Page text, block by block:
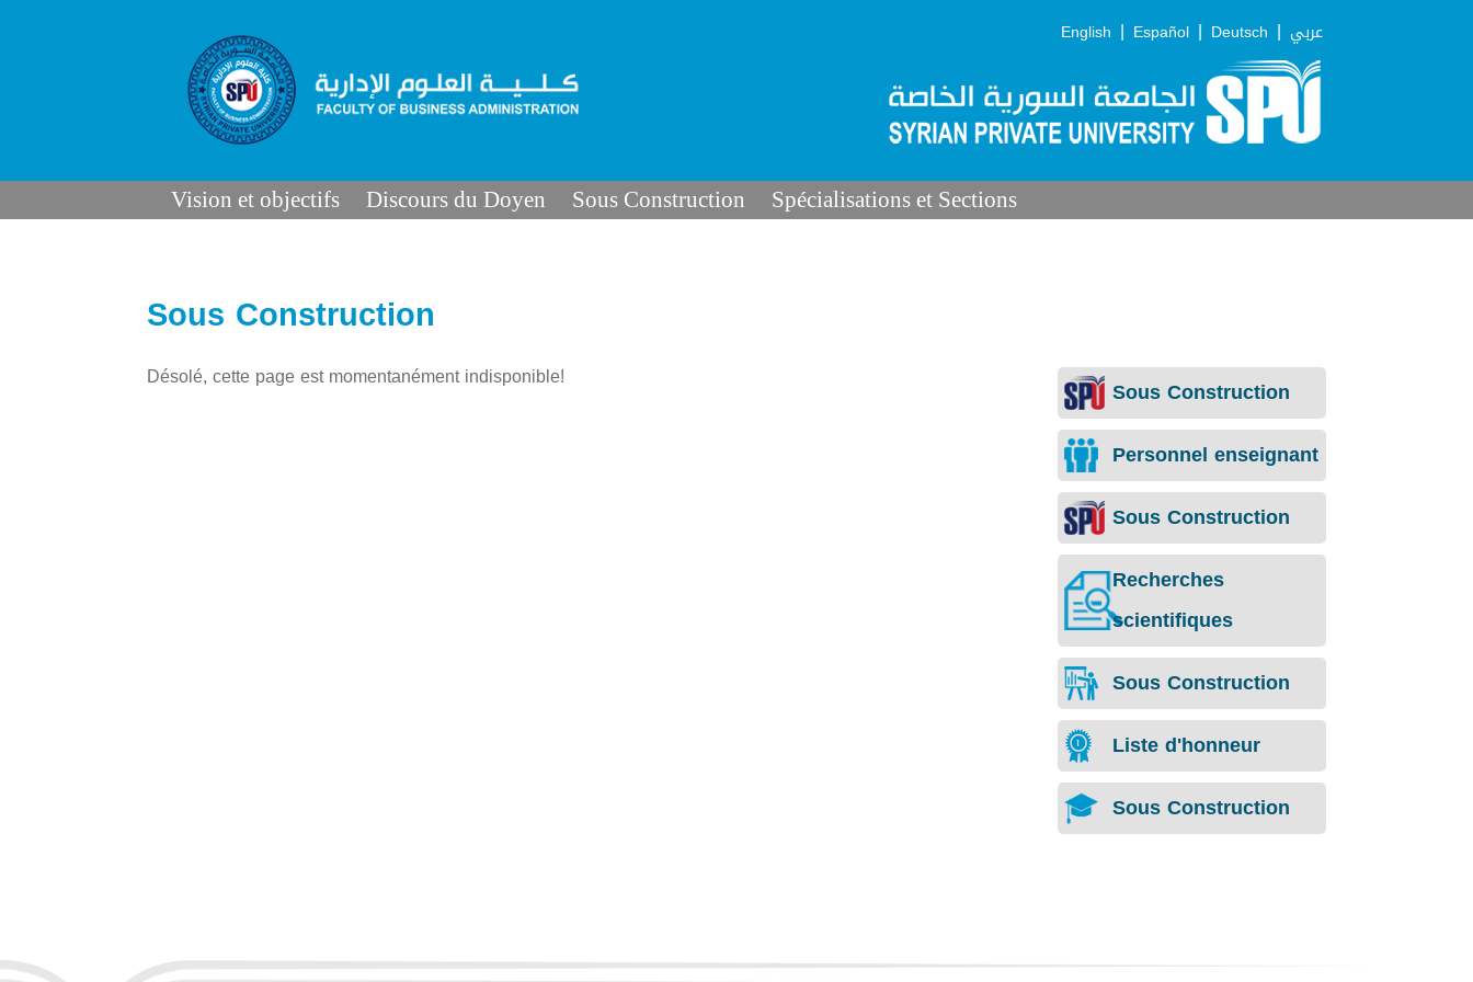
English | Español | Deutsch | عربي
Vision et objectifs Discours du Doyen Sous Construction Spécialisations et Sections
Sous Construction
Sous Construction
Personnel enseignant
Sous Construction
Recherches
scientifiques
Sous Construction
Liste d'honneur
Sous Construction
Désolé, cette page est momentanément indisponible!